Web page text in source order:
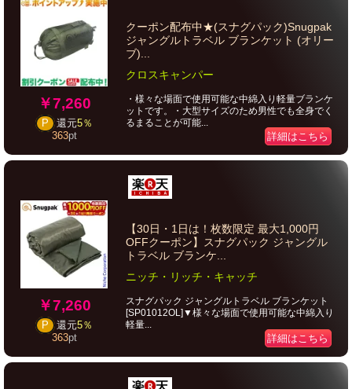
￥7,260
P 還元5％
363pt
クーポン配布中★(スナグパック)Snugpak
ジャングルトラベル ブランケット (オリー
ブ)...
クロスキャンパー
・様々な場面で使用可能な中綿入り軽量ブランケ
ットです。・大型サイズのため男性でも全身でく
るまることが可能...
詳細はこちら
￥7,260
P 還元5％
363pt
【30日・1日は！枚数限定 最大1,000円
OFFクーポン】スナグパック ジャングル
トラベル ブランケ...
ニッチ・リッチ・キャッチ
スナグパック ジャングルトラベル ブランケット
[SP01012OL]▼様々な場面で使用可能な中綿入り
軽量...
詳細はこちら